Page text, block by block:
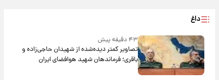
داغ
۴۳ دقیقه پیش
تصاویر کمتر دیده‌شده از شهیدان حاجی‌زاده و
باقری؛ فرماندهان شهید هوافضای ایران